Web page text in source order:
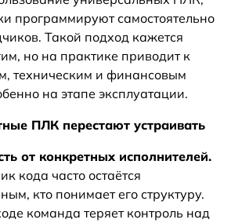
программируют самостоятельно
Такой подход кажется
но на практике приводит к
техническим и финансовым
на этапе эксплуатации.
ПЛК перестают устраивать
от конкретных исполнителей.
кода часто остаётся
кто понимает его структуру.
команда теряет контроль над